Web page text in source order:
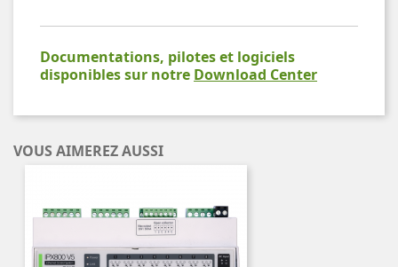
Documentations, pilotes et logiciels
disponibles sur notre Download Center
VOUS AIMEREZ AUSSI